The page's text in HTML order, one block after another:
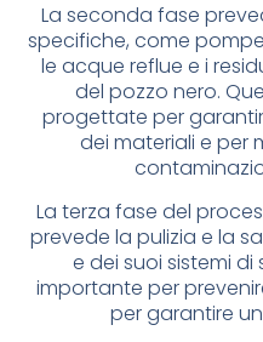
La seconda fase
specifiche, come
le acque reflue e i
del pozzo nero.
progettate per
dei materiali e per
La terza fase del
prevede la pulizia e la
e dei suoi sistemi
importante per
per garantire